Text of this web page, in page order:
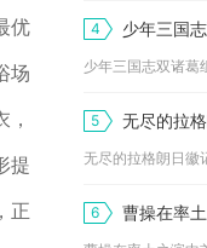
优
场
提
正
4 少年三国
5 无尽的拉
6 曹操在率